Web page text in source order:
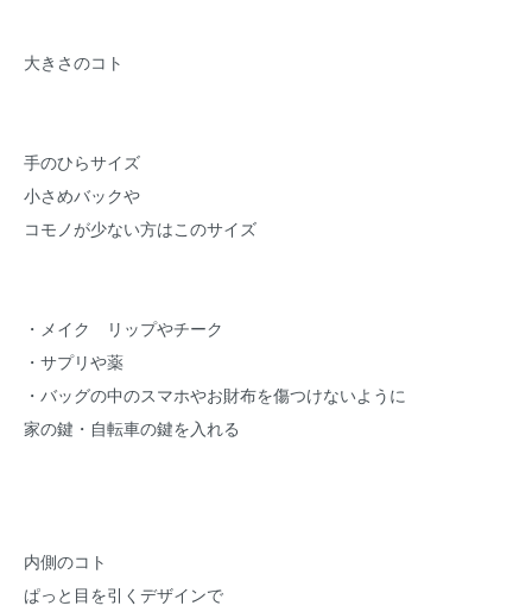
大きさのコト
手のひらサイズ
小さめバックや
コモノが少ない方はこのサイズ
・メイク リップやチーク
・サプリや薬
・バッグの中のスマホやお財布を傷つけないように
家の鍵・自転車の鍵を入れる
内側のコト
ぱっと目を引くデザインで